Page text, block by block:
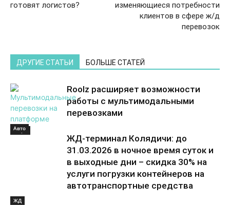
готовят логистов?
изменяющиеся потребности
клиентов в сфере ж/д
перевозок
ДРУГИЕ СТАТЬИ БОЛЬШЕ СТАТЕЙ
Море
Roolz расширяет возможности
работы с мультимодальными
перевозками
Авто
ЖД-терминал Колядичи: до
31.03.2026 в ночное время суток и
в выходные дни – скидка 30% на
услуги погрузки контейнеров на
автотранспортные средства
ЖД